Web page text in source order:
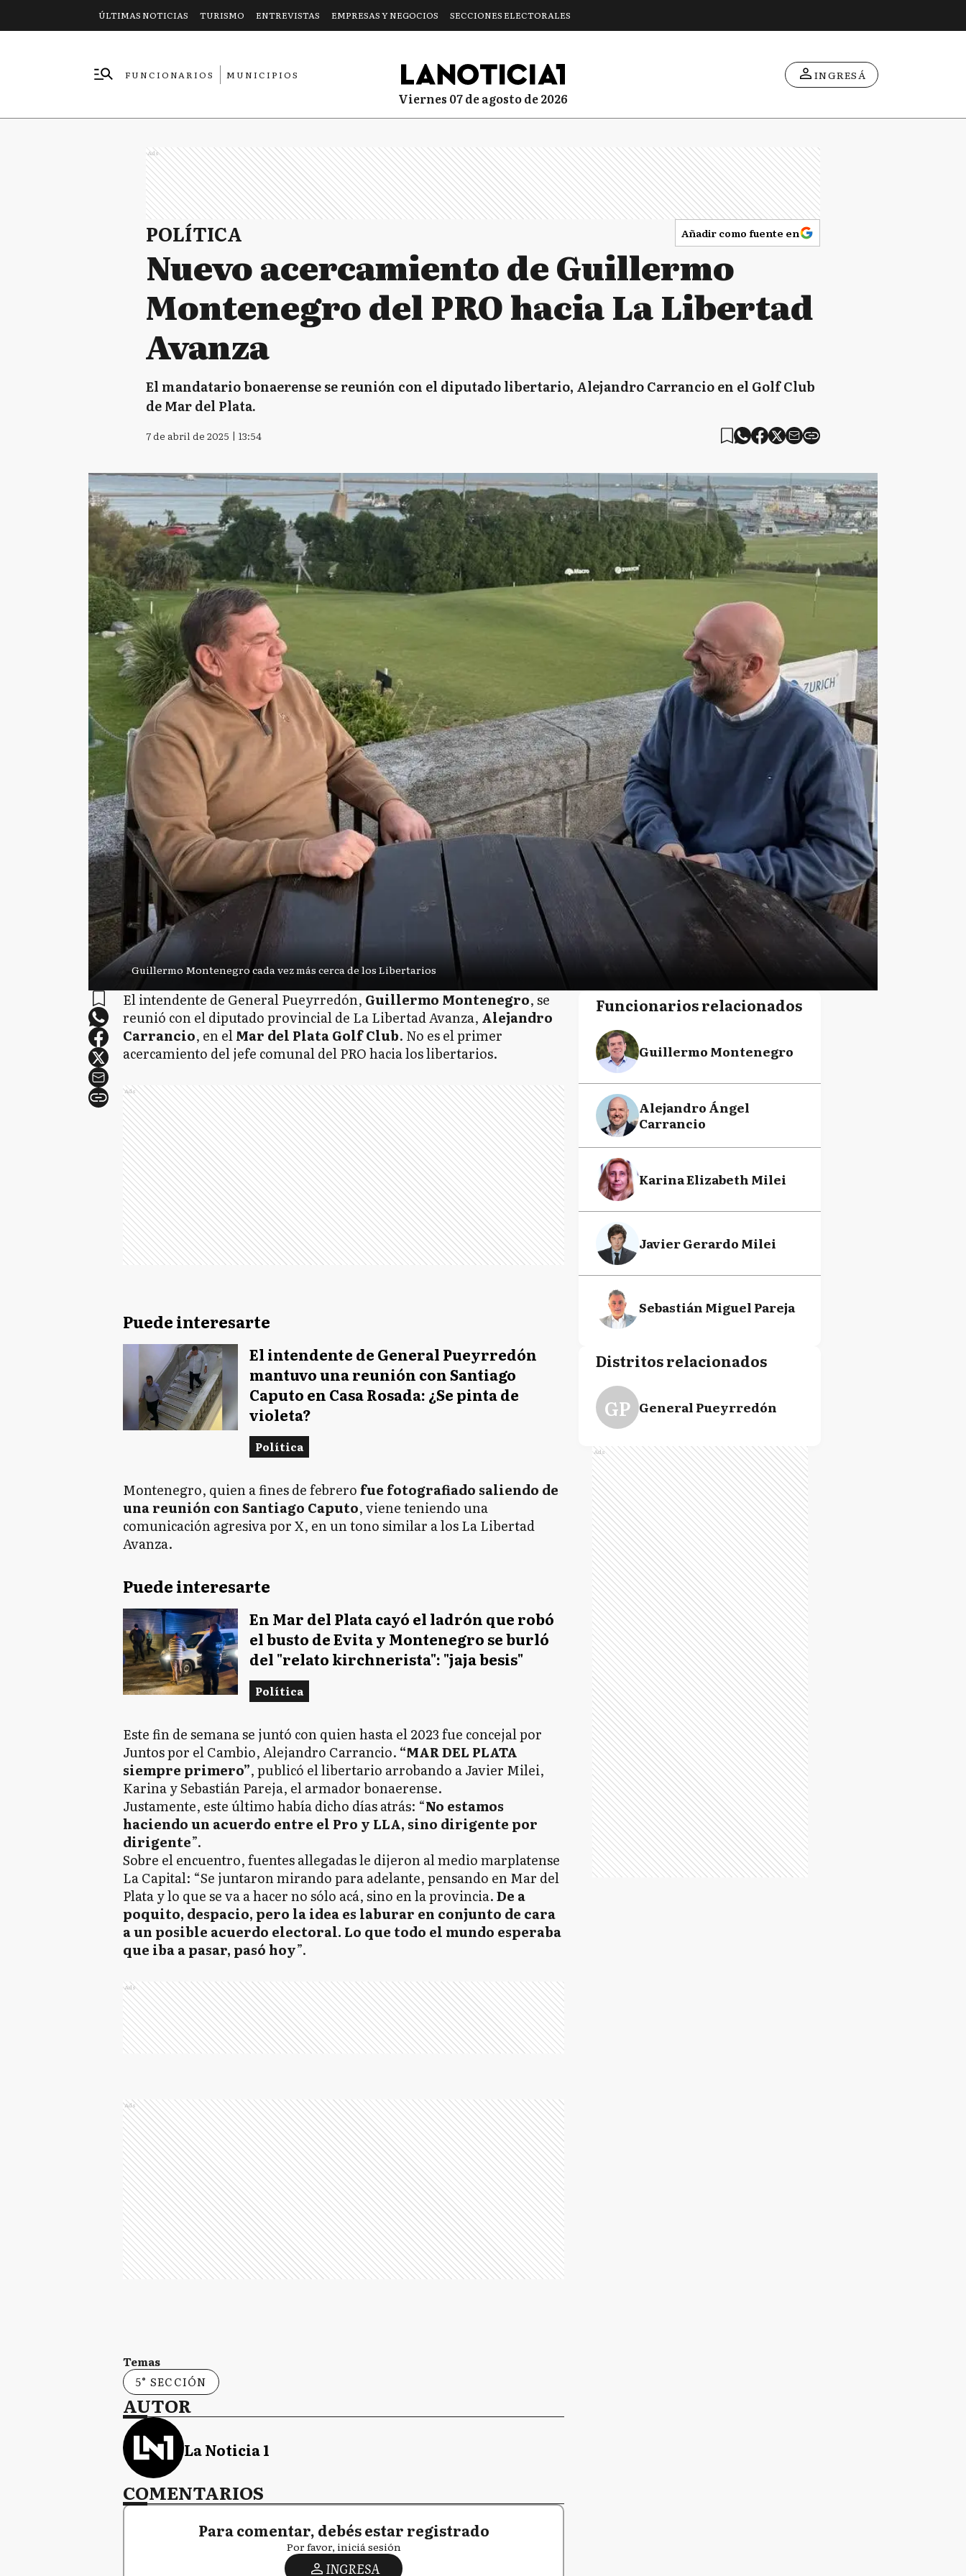
ÚLTIMAS NOTICIAS TURISMO ENTREVISTAS EMPRESAS Y NEGOCIOS SECCIONES ELECTORALES
FUNCIONARIOS
MUNICIPIOS
viernes 07 de agosto de 2026
INGRESÁ
Ads
POLÍTICA Añadir como fuente en
Nuevo acercamiento de Guillermo
Montenegro del PRO hacia La Libertad
Avanza
El mandatario bonaerense se reunión con el diputado libertario, Alejandro Carrancio en el Golf Club
de Mar del Plata.
7 de abril de 2025 | 13:54
Guillermo Montenegro cada vez más cerca de los Libertarios
El intendente de General Pueyrredón, Guillermo Montenegro, se
reunió con el diputado provincial de La Libertad Avanza, Alejandro
Carrancio, en elMar del Plata Golf Club. No es el primer
acercamiento del jefe comunal del PRO hacia los libertarios.
Ads
Puede interesarte
El intendente de General Pueyrredón
mantuvo una reunión con Santiago
Caputo en Casa Rosada: ¿Se pinta de
violeta?
Política
Montenegro, quien a fines de febrero fue fotografiado saliendo de
una reunión con Santiago Caputo, viene teniendo una
comunicación agresiva por X, en un tono similar a los La Libertad
Avanza.
Puede interesarte
En Mar del Plata cayó el ladrón que robó
el busto de Evita y Montenegro se burló
del "relato kirchnerista": "jaja besis"
Política
Este fin de semana se juntó con quien hasta el 2023 fue concejal por
Juntos por el Cambio, Alejandro Carrancio. “MAR DEL PLATA
siempre primero”, publicó el libertario arrobando a Javier Milei,
Karina y Sebastián Pareja, el armador bonaerense.
Justamente, este último había dicho días atrás: “No estamos
haciendo un acuerdo entre el Pro y LLA, sino dirigente por
dirigente”.
Sobre el encuentro, fuentes allegadas le dijeron al medio marplatense
La Capital: “Se juntaron mirando para adelante, pensando en Mar del
Plata y lo que se va a hacer no sólo acá, sino en la provincia.De a
poquito, despacio, pero la idea es laburar en conjunto de cara
a un posible acuerdo electoral. Lo que todo el mundo esperaba
que iba a pasar, pasó hoy”.
Ads
Ads
Temas
5° SECCIÓN
AUTOR
La Noticia 1
COMENTARIOS
Para comentar, debés estar registrado
Por favor, iniciá sesión
INGRESA
Funcionarios relacionados
Guillermo Montenegro
Alejandro Ángel
Carrancio
Karina Elizabeth Milei
Javier Gerardo Milei
Sebastián Miguel Pareja
Distritos relacionados
GP General Pueyrredón
Ads